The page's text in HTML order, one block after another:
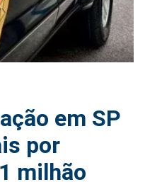
em SP
por
milhão